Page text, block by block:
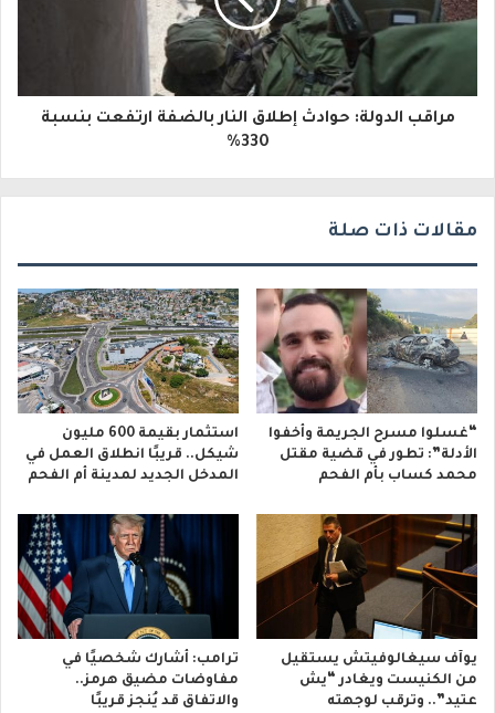
ت
مراقب الدولة: حوادث إطلاق النار بالضفة ارتفعت بنسبة
330%
مقالات ذات صلة
“غسلوا مسرح الجريمة وأخفوا
الأدلة”: تطور في قضية مقتل
محمد كساب بأم الفحم
استثمار بقيمة 600 مليون
شيكل.. قريبًا انطلاق العمل في
المدخل الجديد لمدينة أم الفحم
يوآف سيغالوفيتش يستقيل
من الكنيست ويغادر “يش
عتيد”.. وترقب لوجهته
ترامب: أشارك شخصيًا في
مفاوضات مضيق هرمز..
والاتفاق قد يُنجز قريبًا